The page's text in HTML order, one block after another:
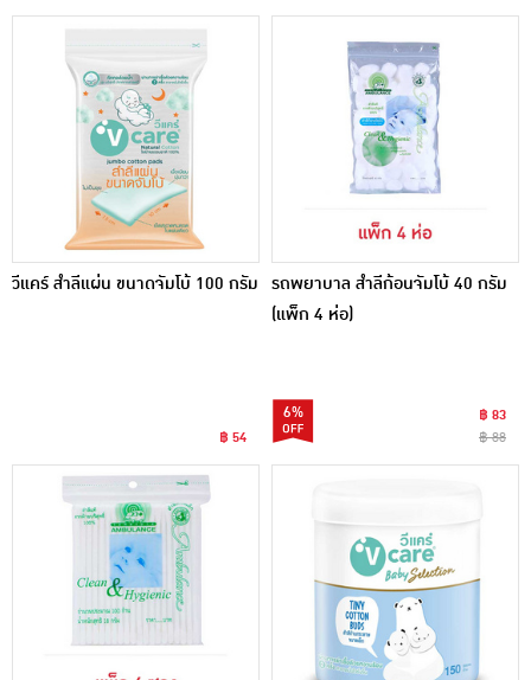
วีแคร์ สำลีแผ่น ขนาดจัมโบ้ 100 กรัม
฿ 54
รถพยาบาล สำลีก้อนจัมโบ้ 40 กรัม
(แพ็ก 4 ห่อ)
6%
฿ 83
฿ 88